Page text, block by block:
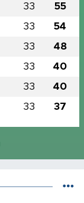
33 55
33 54
33 48
33 40
33 40
33 37